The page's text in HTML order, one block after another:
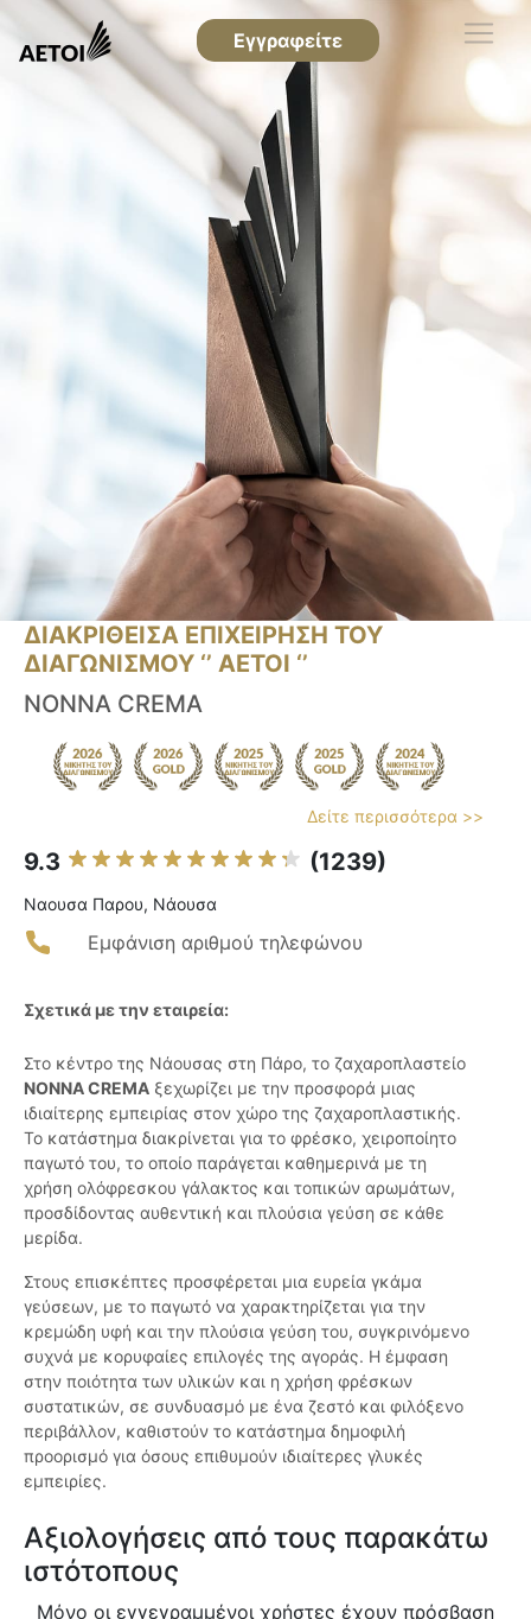
Εγγραφείτε
ΔΙΑΚΡΙΘΕΙΣΑ ΕΠΙΧΕΙΡΗΣΗ ΤΟΥ
ΔΙΑΓΩΝΙΣΜΟΥ ‘’ ΑΕΤΟΙ ‘’
NONNA CREMA
Δείτε περισσότερα >>
9.3 (1239)
Ναουσα Παρου, Νάουσα
Εμφάνιση αριθμού τηλεφώνου
Σχετικά με την εταιρεία:
Στο κέντρο της Νάουσας στη Πάρο, το ζαχαροπλαστείο
NONNA CREMA ξεχωρίζει με την προσφορά μιας
ιδιαίτερης εμπειρίας στον χώρο της ζαχαροπλαστικής.
Το κατάστημα διακρίνεται για το φρέσκο, χειροποίητο
παγωτό του, το οποίο παράγεται καθημερινά με τη
χρήση ολόφρεσκου γάλακτος και τοπικών αρωμάτων,
προσδίδοντας αυθεντική και πλούσια γεύση σε κάθε
μερίδα.
Στους επισκέπτες προσφέρεται μια ευρεία γκάμα
γεύσεων, με το παγωτό να χαρακτηρίζεται για την
κρεμώδη υφή και την πλούσια γεύση του, συγκρινόμενο
συχνά με κορυφαίες επιλογές της αγοράς. Η έμφαση
στην ποιότητα των υλικών και η χρήση φρέσκων
συστατικών, σε συνδυασμό με ένα ζεστό και φιλόξενο
περιβάλλον, καθιστούν το κατάστημα δημοφιλή
προορισμό για όσους επιθυμούν ιδιαίτερες γλυκές
εμπειρίες.
Αξιολογήσεις από τους παρακάτω
ιστότοπους
Μόνο οι εγγεγραμμένοι χρήστες έχουν πρόσβαση